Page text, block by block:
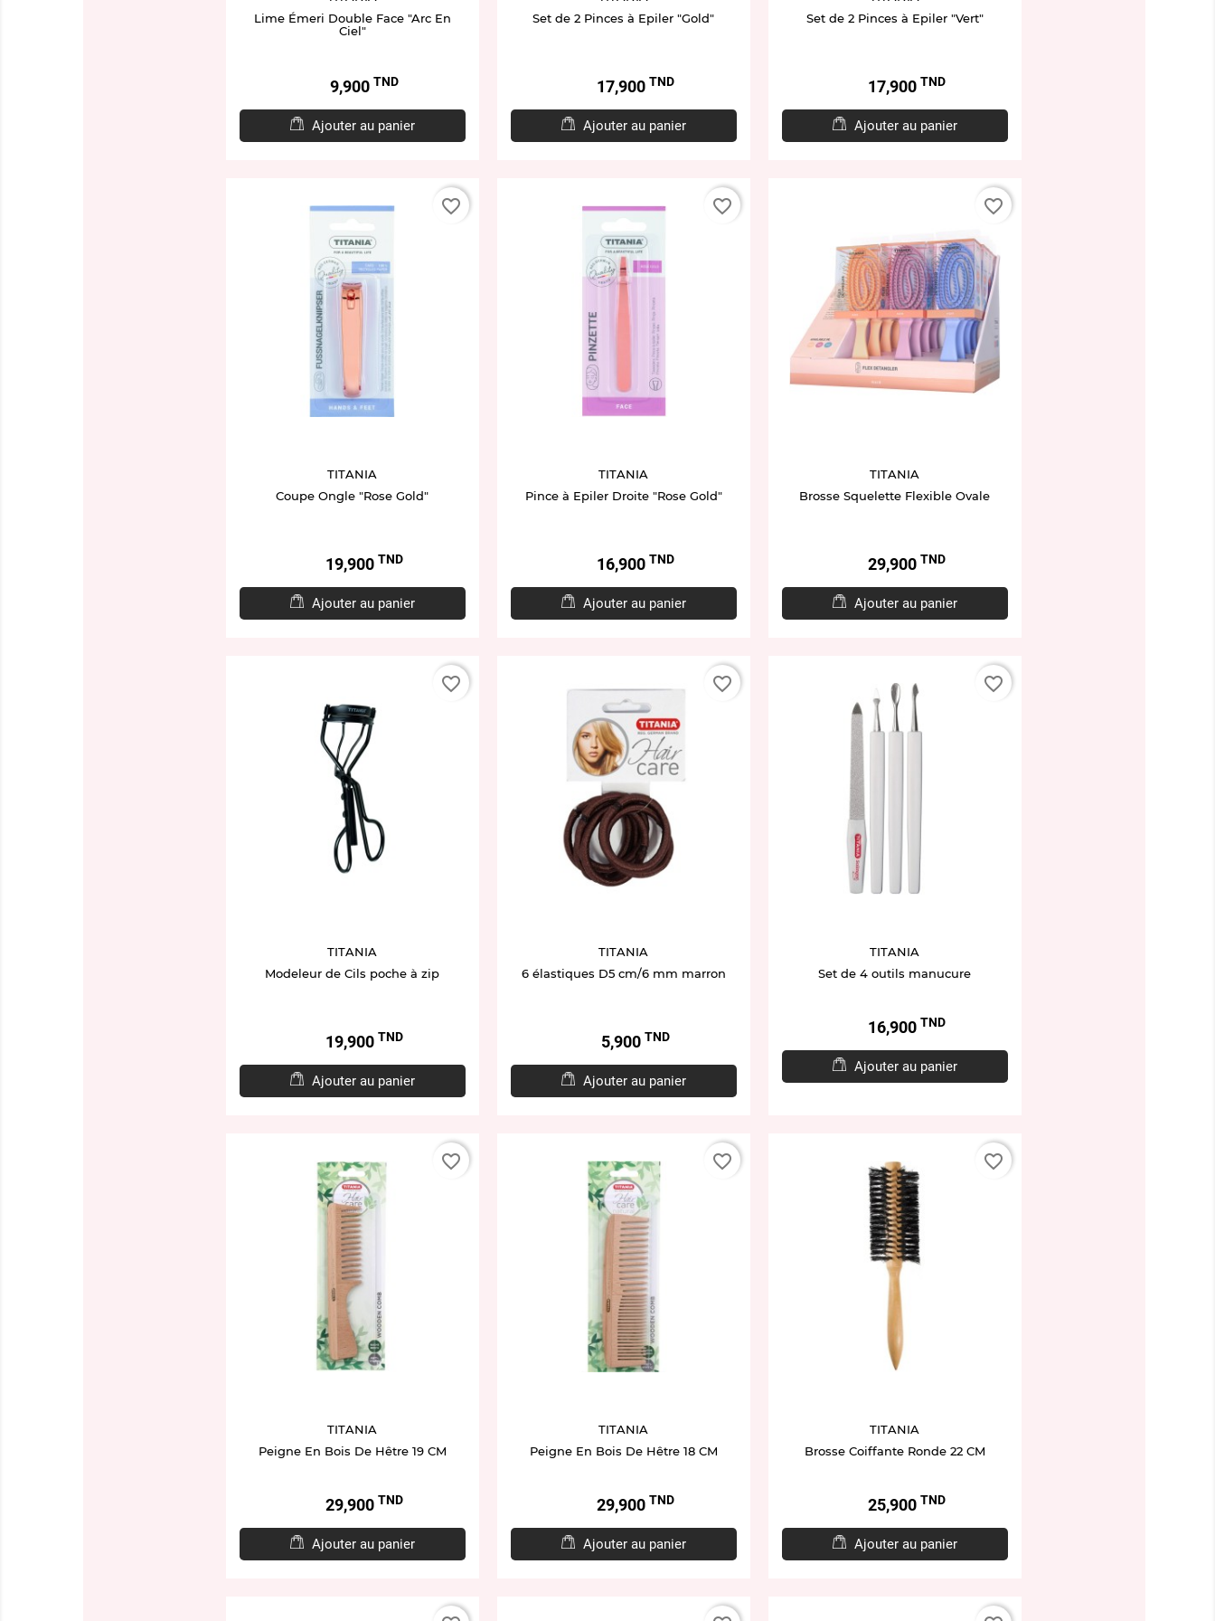
Lime Émeri Double Face "Arc En
Ciel"
Prix9,900 TND
Ajouter au panier
Set de 2 Pinces à Epiler "Gold"
Prix17,900 TND
Ajouter au panier
Set de 2 Pinces à Epiler "Vert"
Prix17,900 TND
Ajouter au panier
TITANIA
Coupe Ongle "Rose Gold"
Prix19,900 TND
Ajouter au panier
favorite_border
TITANIA
Pince à Epiler Droite "Rose Gold"
Prix16,900 TND
Ajouter au panier
favorite_border
TITANIA
Brosse Squelette Flexible Ovale
Prix29,900 TND
Ajouter au panier
favorite_border
TITANIA
Modeleur de Cils poche à zip
Prix19,900 TND
Ajouter au panier
favorite_border
TITANIA
6 élastiques D5 cm/6 mm marron
Prix5,900 TND
Ajouter au panier
favorite_border
TITANIA
Set de 4 outils manucure
Prix16,900 TND
Ajouter au panier
favorite_border
TITANIA
Peigne En Bois De Hêtre 19 CM
Prix29,900 TND
Ajouter au panier
favorite_border
TITANIA
Peigne En Bois De Hêtre 18 CM
Prix29,900 TND
Ajouter au panier
favorite_border
TITANIA
Brosse Coiffante Ronde 22 CM
Prix25,900 TND
Ajouter au panier
favorite_border